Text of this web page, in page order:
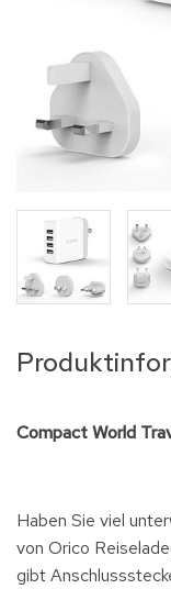
Compact World
Haben Sie viel
von Orico
gibt